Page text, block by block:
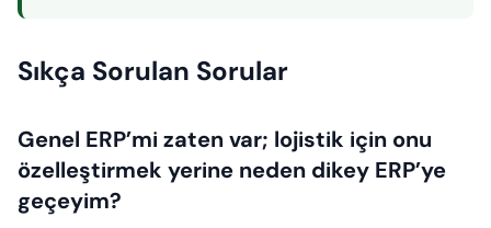
Sıkça Sorulan Sorular
Genel ERP’mi zaten var; lojistik için onu
özelleştirmek yerine neden dikey ERP’ye
geçeyim?